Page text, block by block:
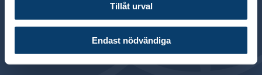
Tillåt urval
Endast nödvändiga
© 2024 Svenska Bankföreningen
Om webbplatsen